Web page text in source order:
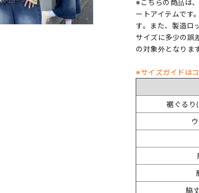
※こちらの商品は
ートアイテムです
す。また、製造ロ
サイズに多少の誤
の対象外となりま
※サイズガイドは
裾ぐる
脇